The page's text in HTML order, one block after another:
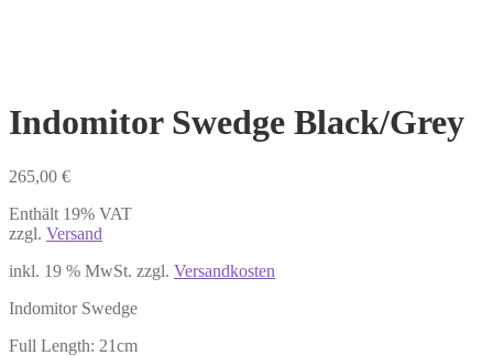
Indomitor Swedge Black/Grey
265,00 €
Enthält 19% VAT
zzgl. Versand
inkl. 19 % MwSt. zzgl. Versandkosten
Indomitor Swedge
Full Length: 21cm